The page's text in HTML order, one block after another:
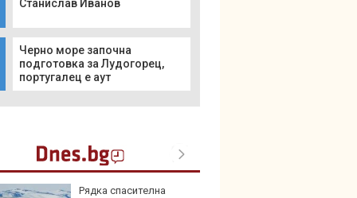
Станислав Иванов
Черно море започна
подготовка за Лудогорец,
португалец е аут
Рядка спасителна